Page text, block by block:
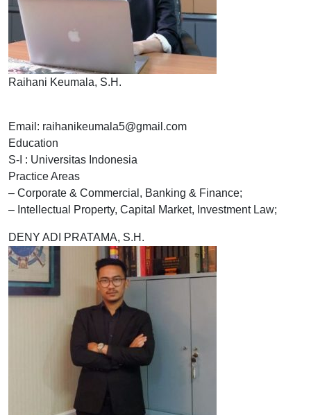
Raihani Keumala, S.H.
Email: raihanikeumala5@gmail.com
Education
S-I : Universitas Indonesia
Practice Areas
– Corporate & Commercial, Banking & Finance;
– Intellectual Property, Capital Market, Investment Law;
DENY ADI PRATAMA, S.H.